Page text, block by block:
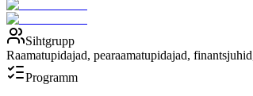
Sihtgrupp
Raamatupidajad, pearaamatupidajad,
Programm